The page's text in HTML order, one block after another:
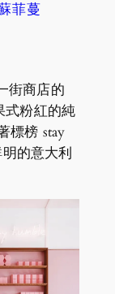
菲蔓
街商店的
式粉紅的純
標榜 stay
的意大利